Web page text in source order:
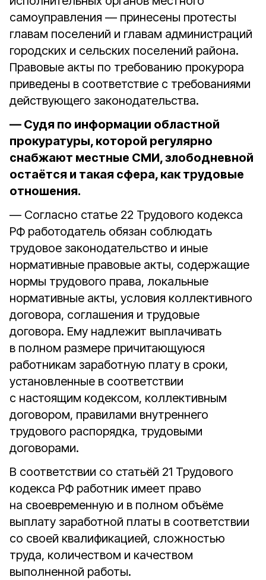
самоуправления — принесены протесты
главам поселений и главам администраций
городских и сельских поселений района.
Правовые акты по требованию прокурора
приведены в соответствие с требованиями
действующего законодательства.
— Судя по информации областной
прокуратуры, которой регулярно
снабжают местные СМИ, злободневной
остаётся и такая сфера, как трудовые
отношения.
— Согласно статье 22 Трудового кодекса
РФ работодатель обязан соблюдать
трудовое законодательство и иные
нормативные правовые акты, содержащие
нормы трудового права, локальные
нормативные акты, условия коллективного
договора, соглашения и трудовые
договора. Ему надлежит выплачивать
в полном размере причитающуюся
работникам заработную плату в сроки,
установленные в соответствии
с настоящим кодексом, коллективным
договором, правилами внутреннего
трудового распорядка, трудовыми
договорами.
В соответствии со статьёй 21 Трудового
кодекса РФ работник имеет право
на своевременную и в полном объёме
выплату заработной платы в соответствии
со своей квалификацией, сложностью
труда, количеством и качеством
выполненной работы.